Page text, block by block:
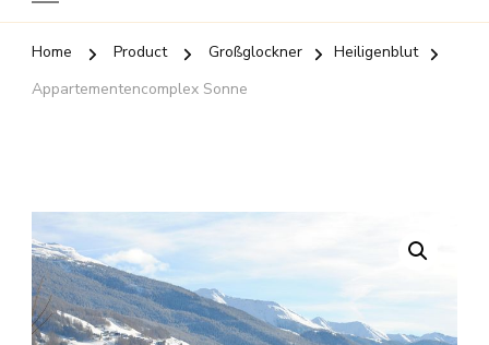
Home Product Großglockner
Heiligenblut
Appartementencomplex Sonne